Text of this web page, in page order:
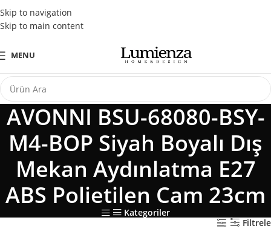
Skip to navigation
Skip to main content
Tüm Kredi Kartlarına Peşin Fiyatına 3 Taksit Fırsatı
MENU
AVONNI BSU-68080-BSY-
M4-BOP Siyah Boyalı Dış
Mekan Aydınlatma E27
ABS Polietilen Cam 23cm
Kategoriler
Filtrele